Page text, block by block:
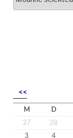
yn
<<
M D
27
28
3
4